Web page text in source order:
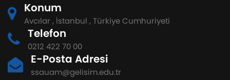
Konum
Avcılar , İstanbul , Türkiye Cumhuriyeti
Telefon
0212 422 70 00
E-Posta Adresi
ssauam@gelisim.edu.tr